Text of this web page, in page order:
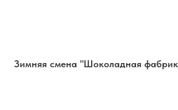
Зимняя смена "Шоколадная